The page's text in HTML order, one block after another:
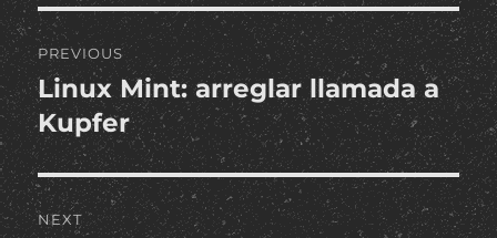
Post
navigation
PREVIOUS
Previous
post:
Linux Mint: arreglar llamada a
Kupfer
NEXT